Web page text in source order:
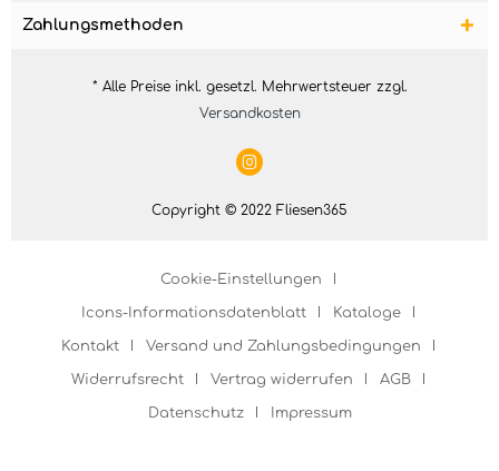
Zahlungsmethoden
* Alle Preise inkl. gesetzl. Mehrwertsteuer zzgl.
Versandkosten
Copyright © 2022 Fliesen365
Cookie-Einstellungen
Icons-Informationsdatenblatt Kataloge
Kontakt Versand und Zahlungsbedingungen
Widerrufsrecht Vertrag widerrufen AGB
Datenschutz Impressum